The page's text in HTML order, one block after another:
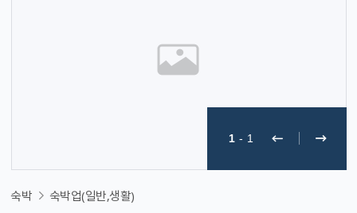
1 - 1
숙박 숙박업(일반,생활)